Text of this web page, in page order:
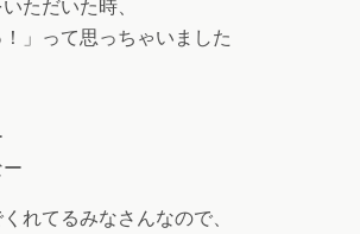
ただいた時、
」って思っちゃいました
れてるみなさんなので、